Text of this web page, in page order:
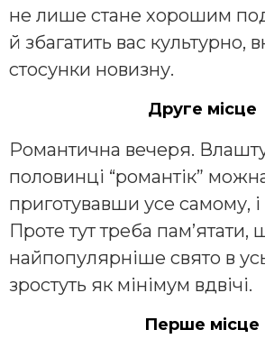
не лише стане хорошим
й збагатить вас культурно,
стосунки новизну.
Друге місце
Романтична вечеря.
половинці “романтік”
приготувавши усе самому, і
Проте тут треба пам’ятати,
найпопулярніше свято в
зростуть як мінімум вдвічі.
Перше місце